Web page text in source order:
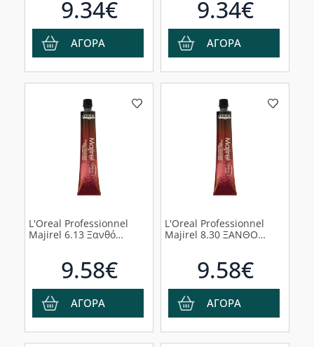
9.34€
ΑΓΟΡΑ
9.34€
ΑΓΟΡΑ
L'Oreal Professionnel
Majirel 6.13 Ξανθό
9.58€
ΑΓΟΡΑ
L'Oreal Professionnel
Majirel 8.30 ΞΑΝΘΟ
9.58€
ΑΓΟΡΑ